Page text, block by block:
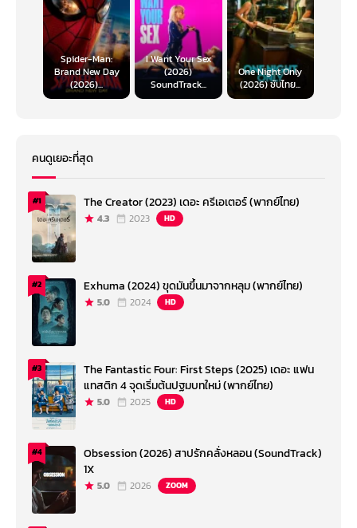
Spider-Man:
Brand New Day
(2026)...
I Want Your Sex
(2026)
SoundTrack...
One Night Only
(2026) ซับไทย...
คนดูเยอะที่สุด
#1 The Creator (2023) เดอะ ครีเอเตอร์ (พากย์ไทย)
4.3 2023 HD
#2 Exhuma (2024) ขุดมันขึ้นมาจากหลุม (พากย์ไทย)
5.0 2024 HD
#3
The Fantastic Four: First Steps (2025) เดอะ แฟน
แทสติก 4 จุดเริ่มต้นปฐมบทใหม่ (พากย์ไทย)
5.0 2025 HD
#4
Obsession (2026) สาปรักคลั่งหลอน (SoundTrack)
1X
5.0 2026 ZOOM